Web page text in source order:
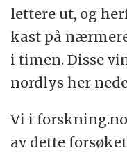
lettere ut, og
kast på
i timen. Disse
nordlys her
Vi i
av dette